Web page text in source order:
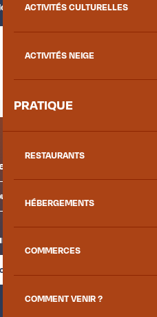
ACTIVITÉS CULTURELLES
ACTIVITÉS NEIGE
PRATIQUE
RESTAURANTS
HÉBERGEMENTS
COMMERCES
COMMENT VENIR ?
sites web
tourisme
conseil ?